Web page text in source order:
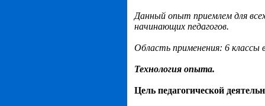
Данный опыт приемлем для
начинающих педагогов.
Область применения: 6 классы
Технология опыта.
Цель педагогической